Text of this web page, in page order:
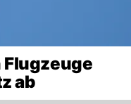
Flugzeuge
ab